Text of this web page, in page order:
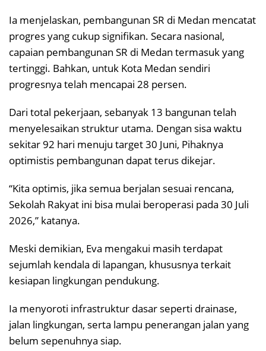
Ia menjelaskan, pembangunan SR di Medan mencatat
progres yang cukup signifikan. Secara nasional,
capaian pembangunan SR di Medan termasuk yang
tertinggi. Bahkan, untuk Kota Medan sendiri
progresnya telah mencapai 28 persen.
Dari total pekerjaan, sebanyak 13 bangunan telah
menyelesaikan struktur utama. Dengan sisa waktu
sekitar 92 hari menuju target 30 Juni, Pihaknya
optimistis pembangunan dapat terus dikejar.
“Kita optimis, jika semua berjalan sesuai rencana,
Sekolah Rakyat ini bisa mulai beroperasi pada 30 Juli
2026,” katanya.
Meski demikian, Eva mengakui masih terdapat
sejumlah kendala di lapangan, khususnya terkait
kesiapan lingkungan pendukung.
Ia menyoroti infrastruktur dasar seperti drainase,
jalan lingkungan, serta lampu penerangan jalan yang
belum sepenuhnya siap.